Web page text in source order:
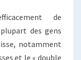
de
des gens
notamment
et le « double